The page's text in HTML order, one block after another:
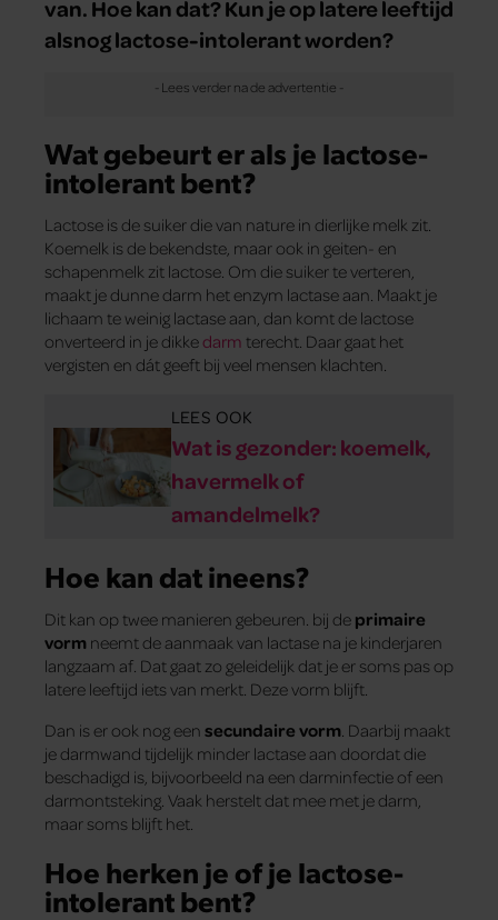
van. Hoe kan dat? Kun je op latere leeftijd
alsnog lactose-intolerant worden?
Wat gebeurt er als je lactose-
intolerant bent?
Lactose is de suiker die van nature in dierlijke melk zit.
Koemelk is de bekendste, maar ook in geiten- en
schapenmelk zit lactose. Om die suiker te verteren,
maakt je dunne darm het enzym lactase aan. Maakt je
lichaam te weinig lactase aan, dan komt de lactose
onverteerd in je dikkedarm terecht. Daar gaat het
vergisten en dát geeft bij veel mensen klachten.
LEES OOK
Wat is gezonder: koemelk,
havermelk of
amandelmelk?
Hoe kan dat ineens?
Dit kan op twee manieren gebeuren. bij de primaire
vorm neemt de aanmaak van lactase na je kinderjaren
langzaam af. Dat gaat zo geleidelijk dat je er soms pas op
latere leeftijd iets van merkt. Deze vorm blijft.
Dan is er ook nog een secundaire vorm . Daarbij maakt
je darmwand tijdelijk minder lactase aan doordat die
beschadigd is, bijvoorbeeld na een darminfectie of een
darmontsteking. Vaak herstelt dat mee met je darm,
maar soms blijft het.
Hoe herken je of je lactose-
intolerant bent?